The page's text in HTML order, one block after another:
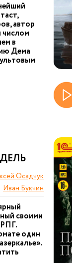
автор
в
Дема
Осадчук
Иван Букчин
своими
один